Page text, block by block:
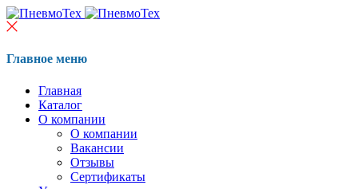
Главное меню
Главная
Каталог
О компании
О компании
Вакансии
Отзывы
Сертификаты